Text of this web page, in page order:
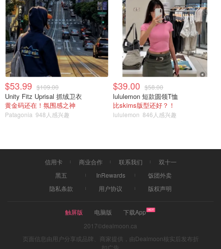
$53.99 $109.00
Unity Fitz Uprisal 抓绒卫衣
黄金码还在！氛围感之神
Patagonia 948人感兴趣
$39.00 $58.00
lululemon 短款圆领T恤
比skims版型还好？！
lululemon 846人感兴趣
信用卡 商业合作 联系我们
双十一
黑五
InRewards
饭团外卖
隐私条款
用户协议 版权声明
触屏版 电脑版
下载App
2017©dealmoon.ca
页面信息由用户分享或品牌、商家提供，由Dealmoon核实后发布折
扣广告